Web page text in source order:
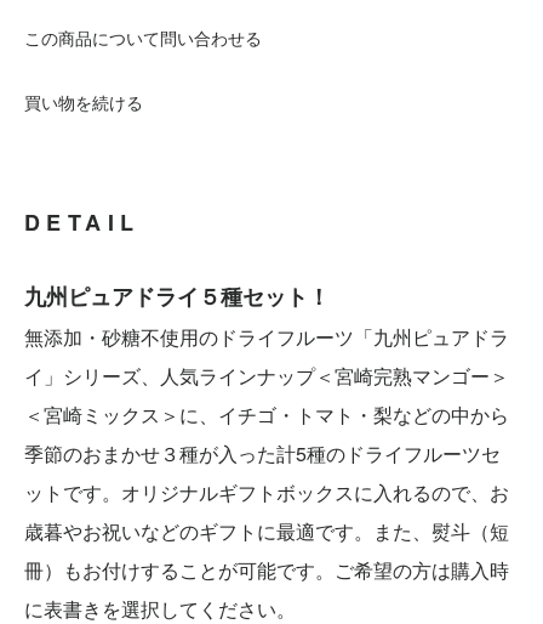
この商品について問い合わせる
買い物を続ける
DETAIL
九州ピュアドライ５種セット！
無添加・砂糖不使用のドライフルーツ「九州ピュアドラ
イ」シリーズ、人気ラインナップ＜宮崎完熟マンゴー＞
＜宮崎ミックス＞に、イチゴ・トマト・梨などの中から
季節のおまかせ３種が入った計5種のドライフルーツセ
ットです。オリジナルギフトボックスに入れるので、お
歳暮やお祝いなどのギフトに最適です。また、熨斗（短
冊）もお付けすることが可能です。ご希望の方は購入時
に表書きを選択してください。